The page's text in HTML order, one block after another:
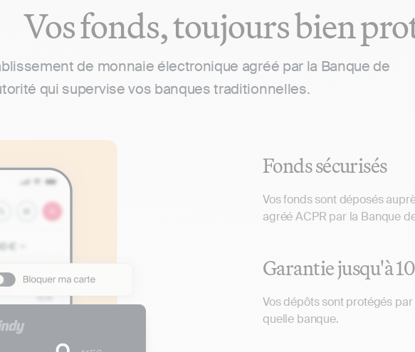
Vos fonds, toujours bien
de monnaie électronique agréé par la Banque de
qui supervise vos banques traditionnelles.
Fonds sécurisés
Vos fonds sont déposés
agréé ACPR par la Banque
Garantie jusqu'à
Vos dépôts sont protégés
quelle banque.